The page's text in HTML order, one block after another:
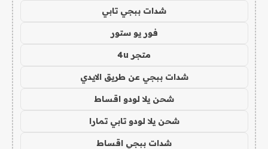
شدات ببجي تابي
فور يو ستور
متجر 4u
شدات ببجي عن طريق الايدي
شحن يلا لودو اقساط
شحن يلا لودو تابي تمارا
شدات ببجي اقساط